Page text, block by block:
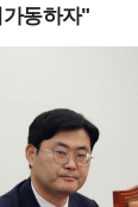
동하자"